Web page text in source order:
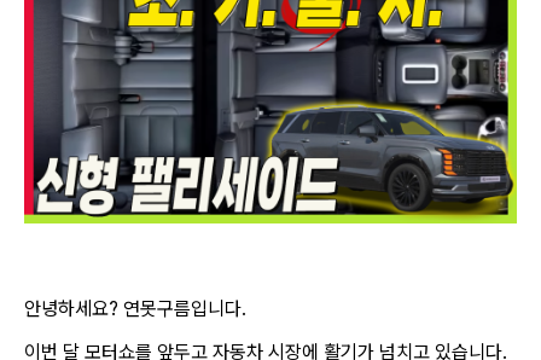
안녕하세요? 연못구름입니다.
이번 달 모터쇼를 앞두고 자동차 시장에 활기가 넘치고 있습니다.